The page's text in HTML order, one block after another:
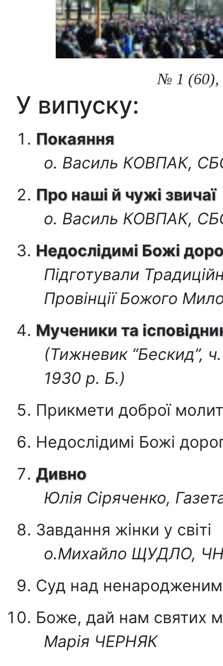
№ 1 (60),
У випуску:
Покаяння
о. Василь КОВПАК,
Про наші й чужі звичаї
о. Василь КОВПАК,
Недослідимі Божі
Підготували
Провінції Божого
Мученики та
(Тижневик “Бескид”,
1930 р. Б.)
Прикмети доброї
Недослідимі Божі
Дивно
Юлія Сіряченко,
Завдання жінки у світі
о.Михайло ЩУДЛО,
Суд над ненародженим
Боже, дай нам святих
Марія ЧЕРНЯК